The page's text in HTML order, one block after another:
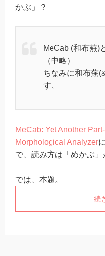
かぶ」？
MeCab (和布蕪)
（中略）
ちなみに和布蕪(
す。
MeCab: Yet Another
Morphological Analyzer
で、読み方は「めかぶ」
では、本題。
続